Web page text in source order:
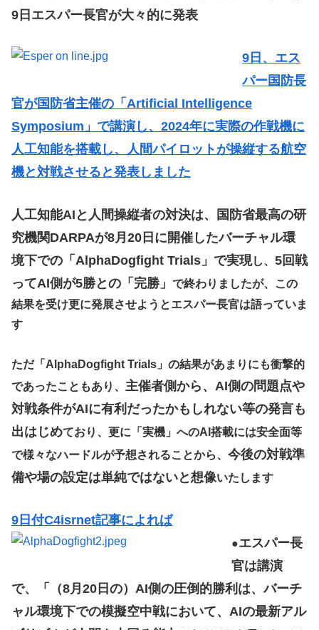
9日エスパー長官が大々的に発表
9日、エス
パー国防長
官が国防省主催の「Artificial Intelligence
Symposium」で講演し、2024年に実際の作戦機に
人工知能を搭載し、人間パイロットが操縦する航空
機と対戦させると発表しました
人工知能AIと人間操縦者の対決は、国防省最高の研
究機関DARPAが8月20日に開催したバーチャル環
境下での「AlphaDogfight Trials」で実現し、 5回戦
ってAI側が5勝との「完勝」 で終わりましたが、この
結果を受け更に発展させようとエスパー長官は語っていま
す
ただ「AlphaDogfight Trials」の結果があまりにも衝撃的
であったこともあり、 主催者側から、AI側の問題点や
対戦条件がAIに有利だったかもしれない等の発言も
出はじめており、更に「実機」へのAI搭載には安全面等
で様々なハードルが予想されることから、 今後の対戦準
備や場の設定は単純ではないと想像いたします
9日付C4isrnet記事によれば
●エスパー長
官は講演
で、「（8月20日の）AI側の圧倒的勝利は、バーチ
ャル環境下での模擬空中戦において、AIの最新アル